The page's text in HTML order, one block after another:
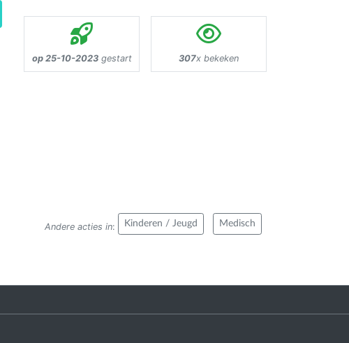
op 25-10-2023gestart 307x bekeken
Andere acties in: Kinderen / Jeugd Medisch